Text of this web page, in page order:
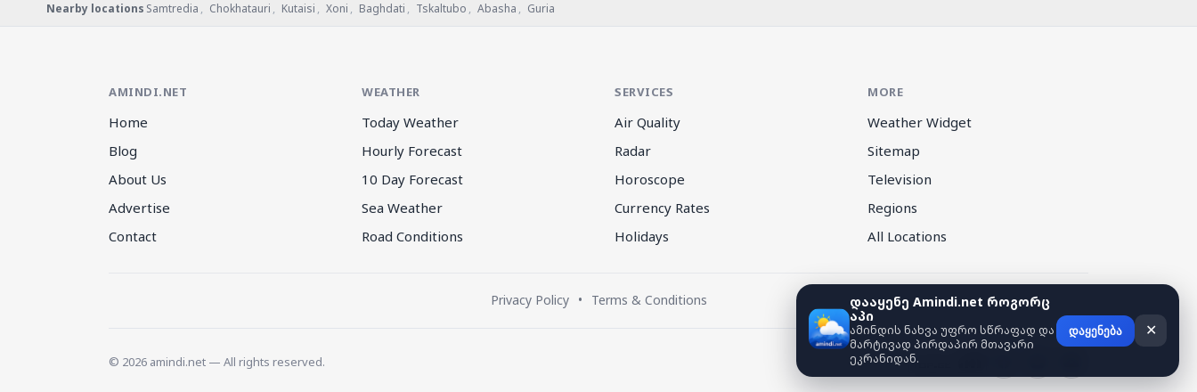
Nearby locations Samtredia , Chokhatauri , Kutaisi , Xoni , Baghdati , Tskaltubo , Abasha , Guria
AMINDI.NET
Home
Blog
About Us
Advertise
Contact
WEATHER
Today Weather
Hourly Forecast
10 Day Forecast
Sea Weather
Road Conditions
SERVICES
Air Quality
Radar
Horoscope
Currency Rates
Holidays
MORE
Weather Widget
Sitemap
Television
Regions
All Locations
Privacy Policy • Terms & Conditions
© 2026 amindi.net — All rights reserved.
დააყენე Amindi.net როგორც
აპი
ამინდის ნახვა უფრო სწრაფად და
მარტივად პირდაპირ მთავარი
ეკრანიდან.
დაყენება ✕